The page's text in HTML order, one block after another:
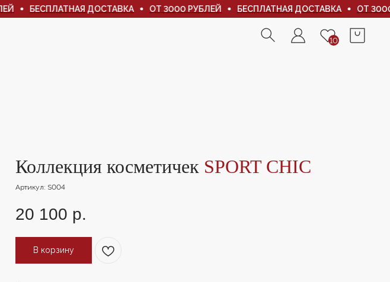
БЕСПЛАТНАЯ ДОСТАВКА ОТ 3000 РУБЛЕЙ БЕСПЛАТНАЯ ДОСТАВКА ОТ 3000
10
Коллекция косметичек SPORT CHIC
Артикул: S004
20 100 р.
В корзину